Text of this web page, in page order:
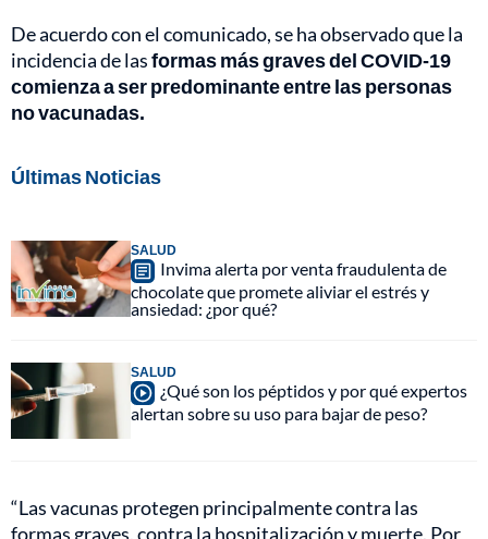
De acuerdo con el comunicado, se ha observado que la
incidencia de lasformas más graves del COVID-19
comienza a ser predominante entre las personas
no vacunadas.
Últimas Noticias
SALUD
Invima alerta por venta fraudulenta de
chocolate que promete aliviar el estrés y
ansiedad: ¿por qué?
SALUD
¿Qué son los péptidos y por qué expertos
alertan sobre su uso para bajar de peso?
“Las vacunas protegen principalmente contra las
formas graves, contra la hospitalización y muerte. Por